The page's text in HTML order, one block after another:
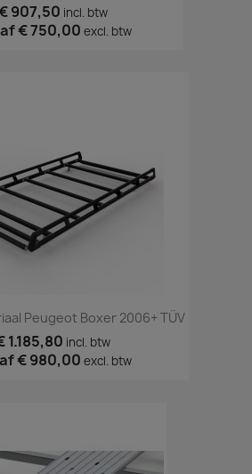
907,50 incl. btw
€ 750,00 excl. btw
Peugeot Boxer 2006+ TÜV
1.185,80 incl. btw
€ 980,00 excl. btw